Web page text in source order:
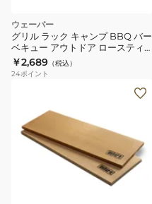
ウェーバー
グリル ラック キャンプ BBQ バー
ベキュー アウトドア ロースティ
ングラックS 6563
￥2,689 （税込）
24ポイント
プ